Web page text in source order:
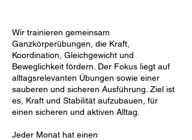
Wir trainieren gemeinsam
Ganzkörperübungen, die Kraft,
Koordination, Gleichgewicht und
Beweglichkeit fördern. Der Fokus liegt auf
alltagsrelevanten Übungen sowie einer
sauberen und sicheren Ausführung. Ziel ist
es, Kraft und Stabilität aufzubauen, für
einen sicheren und aktiven Alltag.
Jeder Monat hat einen